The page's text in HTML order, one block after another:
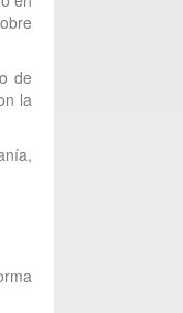
de
la